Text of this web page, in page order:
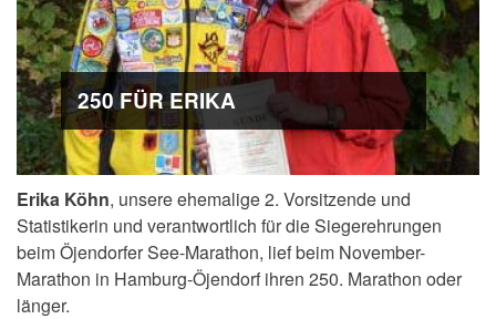
250 FÜR ERIKA
Erika Köhn, unsere ehemalige 2. Vorsitzende und
Statistikerin und verantwortlich für die Siegerehrungen
beim Öjendorfer See-Marathon, lief beim November-
Marathon in Hamburg-Öjendorf ihren 250. Marathon oder
länger.